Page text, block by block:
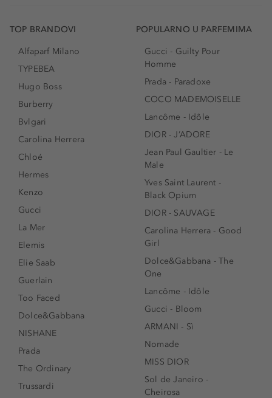
TOP BRANDOVI
Alfaparf Milano
TYPEBEA
Hugo Boss
Burberry
Bvlgari
Carolina Herrera
Chloé
Hermes
Kenzo
Gucci
La Mer
Elemis
Elie Saab
Guerlain
Too Faced
Dolce&Gabbana
NISHANE
Prada
The Ordinary
Trussardi
POPULARNO U PARFEMIMA
Gucci - Guilty Pour
Homme
Prada - Paradoxe
COCO MADEMOISELLE
Lancôme - Idôle
DIOR - J’ADORE
Jean Paul Gaultier - Le
Male
Yves Saint Laurent -
Black Opium
DIOR - SAUVAGE
Carolina Herrera - Good
Girl
Dolce&Gabbana - The
One
Lancôme - Idôle
Gucci - Bloom
ARMANI - Sì
Nomade
MISS DIOR
Sol de Janeiro -
Cheirosa